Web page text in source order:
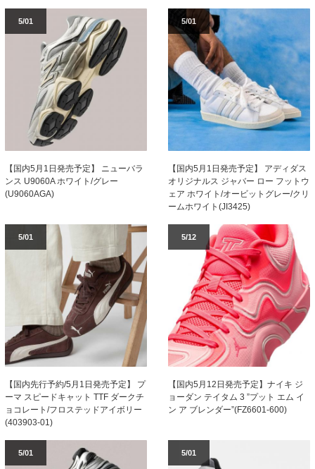
5/01
【国内5月1日発売予定】 ニューバラ
ンス U9060A ホワイト/グレー
(U9060AGA)
5/01
【国内5月1日発売予定】 アディダス
オリジナルス ジャバー ロー フットウ
ェア ホワイト/オービットグレー/クリ
ームホワイト(JI3425)
5/01
【国内先行予約/5月1日発売予定】 プ
ーマ スピードキャット TTF ダークチ
ョコレート/フロステッドアイボリー
(403903-01)
5/12
【国内5月12日発売予定】ナイキ ジ
ョーダン テイタム 3 ”プット エム イ
ン ア ブレンダー”(FZ6601-600)
5/01 5/01